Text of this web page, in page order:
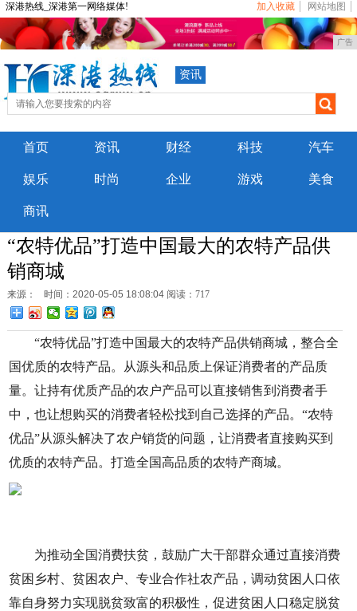
深港热线_深港第一网络媒体! 加入收藏 网站地图
广告
资讯
首页 资讯 财经 科技 汽车
娱乐 时尚 企业 游戏 美食
商讯
“农特优品”打造中国最大的农特产品供
销商城
来源： 时间：2020-05-05 18:08:04 阅读：717
“农特优品”打造中国最大的农特产品供销商城，整合全
国优质的农特产品。从源头和品质上保证消费者的产品质
量。让持有优质产品的农户产品可以直接销售到消费者手
中，也让想购买的消费者轻松找到自己选择的产品。“农特
优品”从源头解决了农户销货的问题，让消费者直接购买到
优质的农特产品。打造全国高品质的农特产商城。
为推动全国消费扶贫，鼓励广大干部群众通过直接消费
贫困乡村、贫困农户、专业合作社农产品，调动贫困人口依
靠自身努力实现脱贫致富的积极性，促进贫困人口稳定脱贫